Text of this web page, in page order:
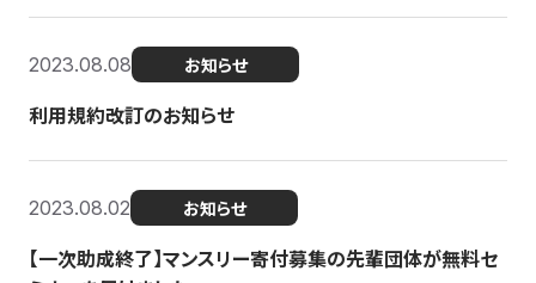
2023.08.08 お知らせ
利用規約改訂のお知らせ
2023.08.02 お知らせ
【一次助成終了】マンスリー寄付募集の先輩団体が無料セ